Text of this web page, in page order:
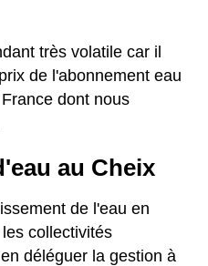
très volatile car il
de l'abonnement eau
dont nous
au Cheix
de l'eau en
collectivités
déléguer la gestion à